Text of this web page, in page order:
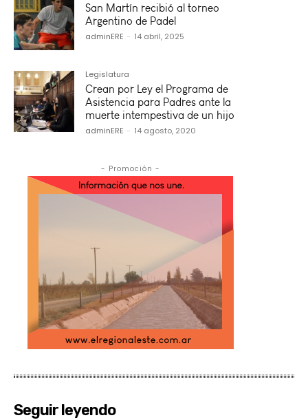
San Martín recibió al torneo
Argentino de Padel
adminERE - 14 abril, 2025
Legislatura
Crean por Ley el Programa de
Asistencia para Padres ante la
muerte intempestiva de un hijo
adminERE - 14 agosto, 2020
- Promoción -
Seguir leyendo